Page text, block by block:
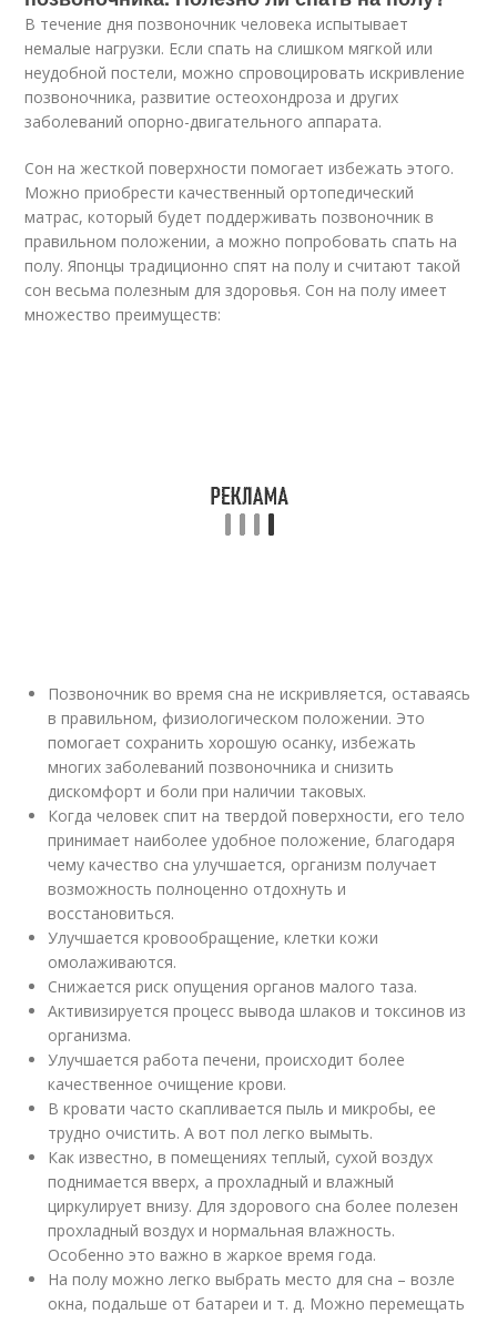
В течение дня позвоночник человека испытывает
немалые нагрузки. Если спать на слишком мягкой или
неудобной постели, можно спровоцировать искривление
позвоночника, развитие остеохондроза и других
заболеваний опорно-двигательного аппарата.
Сон на жесткой поверхности помогает избежать этого.
Можно приобрести качественный ортопедический
матрас, который будет поддерживать позвоночник в
правильном положении, а можно попробовать спать на
полу. Японцы традиционно спят на полу и считают такой
сон весьма полезным для здоровья. Сон на полу имеет
множество преимуществ:
Позвоночник во время сна не искривляется, оставаясь
в правильном, физиологическом положении. Это
помогает сохранить хорошую осанку, избежать
многих заболеваний позвоночника и снизить
дискомфорт и боли при наличии таковых.
Когда человек спит на твердой поверхности, его тело
принимает наиболее удобное положение, благодаря
чему качество сна улучшается, организм получает
возможность полноценно отдохнуть и
восстановиться.
Улучшается кровообращение, клетки кожи
омолаживаются.
Снижается риск опущения органов малого таза.
Активизируется процесс вывода шлаков и токсинов из
организма.
Улучшается работа печени, происходит более
качественное очищение крови.
В кровати часто скапливается пыль и микробы, ее
трудно очистить. А вот пол легко вымыть.
Как известно, в помещениях теплый, сухой воздух
поднимается вверх, а прохладный и влажный
циркулирует внизу. Для здорового сна более полезен
прохладный воздух и нормальная влажность.
Особенно это важно в жаркое время года.
На полу можно легко выбрать место для сна – возле
окна, подальше от батареи и т. д. Можно перемещать